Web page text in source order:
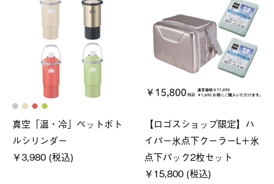
真空「温・冷」ペットボト
ルシリンダー
￥3,980 (税込)
【ロゴスショップ限定】ハ
イパー氷点下クーラーL＋氷
点下パック2枚セット
￥15,800 (税込)